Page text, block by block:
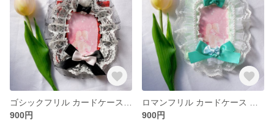
900円
900円